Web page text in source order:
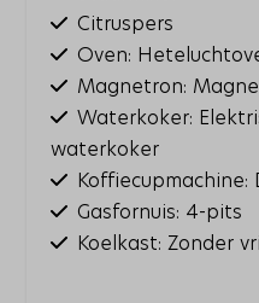
Citruspers
Oven:
Magnetron:
Waterkoker:
waterkoker
Koffiecupmachine:
Gasfornuis: 4-pits
Koelkast: Zonder